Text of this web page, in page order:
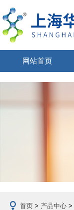
网站首页
首页 > 产品中心 >